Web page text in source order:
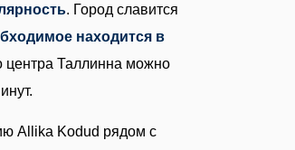
. Город славится
находится в
центра Таллинна можно
Allika Kodud рядом с